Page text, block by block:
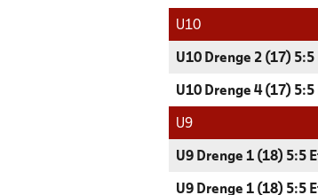
U10
U10 Drenge 2 (17)
U10 Drenge 4 (17)
U9
U9 Drenge 1 (18) 5:5
U9 Drenge 1 (18) 5:5